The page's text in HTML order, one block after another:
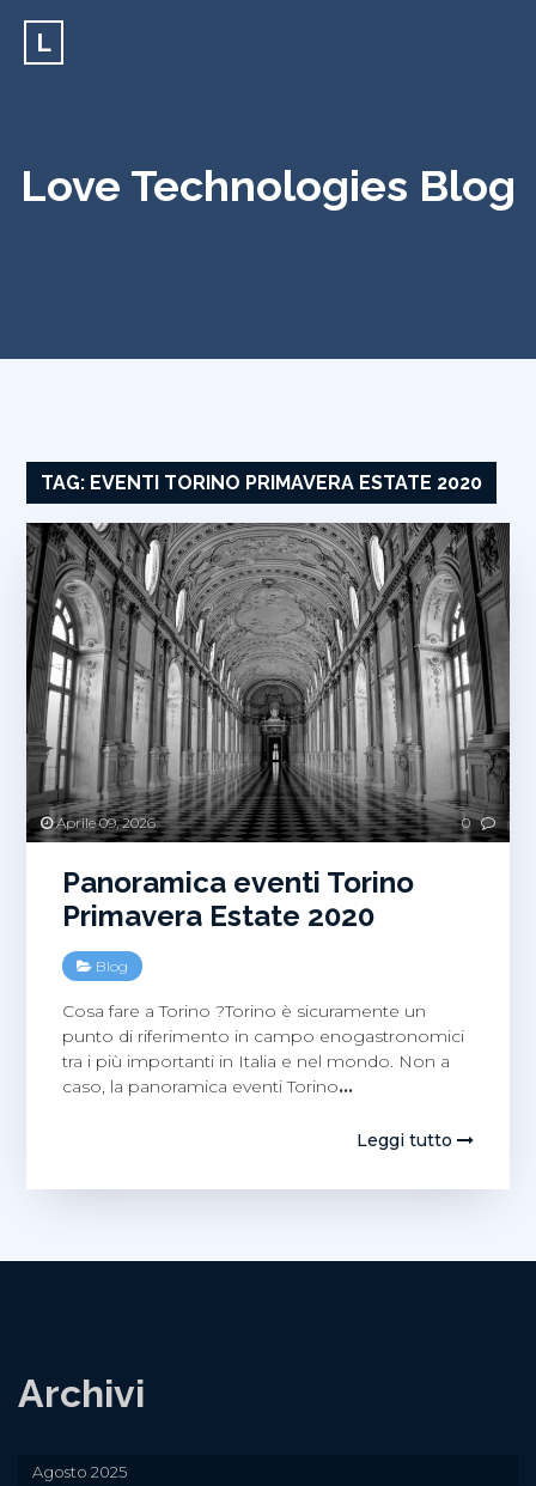
L
Love Technologies Blog
TAG: EVENTI TORINO PRIMAVERA ESTATE 2020
Aprile 09, 2026 0
Panoramica eventi Torino
Primavera Estate 2020
Blog
Cosa fare a Torino ?Torino è sicuramente un
punto di riferimento in campo enogastronomici
tra i più importanti in Italia e nel mondo. Non a
caso, la panoramica eventi Torino…
Leggi tutto
Archivi
Agosto 2025